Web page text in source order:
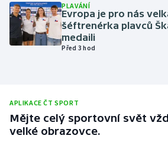
Parasport
Ragby
Rychlobruslení
PLAVÁNÍ
Evropa je pro nás
šéftrenérka plavců
medaili
Před 3 hod
APLIKACE ČT SPORT
Mějte celý sportovní svět
velké obrazovce.